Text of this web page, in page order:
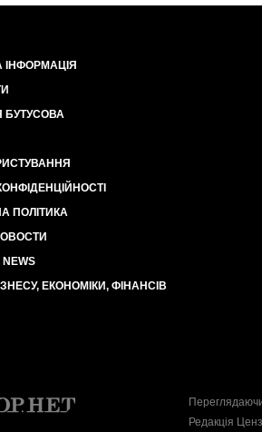
ІНФОРМАЦІЯ
БУТУСОВА
ПОЛІТИКА
ЕКОНОМІКИ, ФІНАНСІВ
Редакція